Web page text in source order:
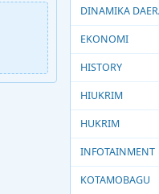
DINAMIKA
EKONOMI
HISTORY
HIUKRIM
HUKRIM
INFOTAINMENT
KOTAMOBAGU